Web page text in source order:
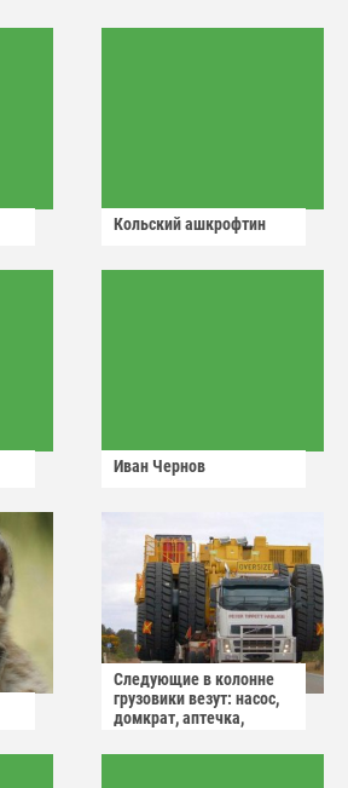
Кольский ашкрофтин
Иван Чернов
Следующие в колонне
грузовики везут: насос,
домкрат, аптечка,